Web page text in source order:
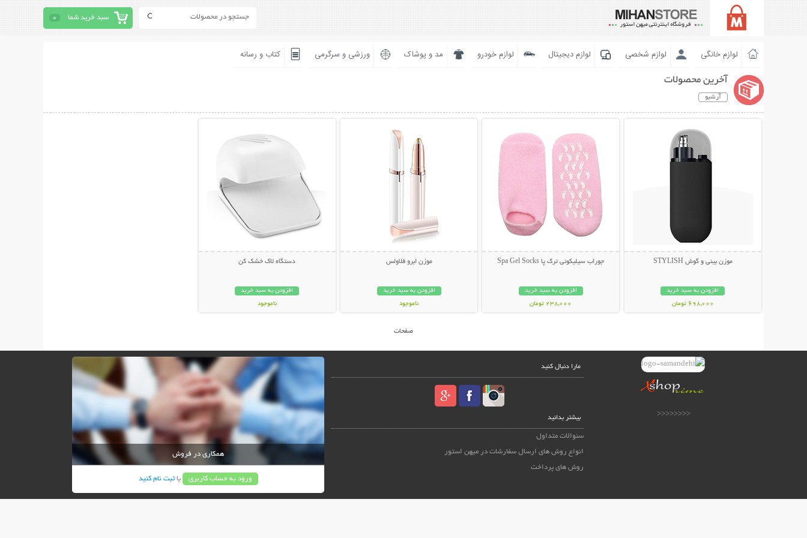
سبد خرید شما 0
لوازم خانگی لوازم شخصی لوازم دیجیتال لوازم خودرو مد و پوشاک ورزشی و سرگرمی کتاب و رسانه
آخرین محصولات
آرشیو
موزن بینی و گوش STYLISH
افزودن به سبد خرید
698,000 تومان
جوراب سیلیکونی ترک پا Spa Gel Socks
افزودن به سبد خرید
238,000 تومان
موزن ابرو فلاولس
افزودن به سبد خرید
ناموجود
دستگاه لاک خشک کن
افزودن به سبد خرید
ناموجود
صفحات
<<<<<<<<
مارا دنبال کنید
بیشتر بدانید
سئوالات متداول
انواع روش های ارسال سفارشات در میهن استور
روش های پرداخت
همکاری در فروش
ورود به حساب کاربری یاثبت نام کنید